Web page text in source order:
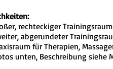
rechteckiger
abgerundeter
für Therapien,
unten, Beschreibung siehe